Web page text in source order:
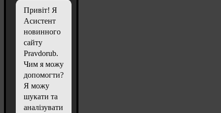
Привіт! Я
Асистент
новинного
сайту
Pravdorub.
Чим я можу
допомогти?
Я можу
шукати та
аналізувати